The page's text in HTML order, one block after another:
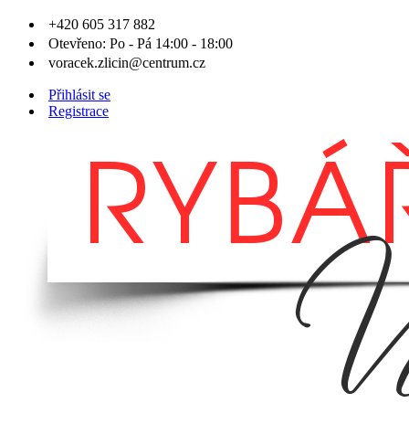
+420 605 317 882
Otevřeno: Po - Pá 14:00 - 18:00
voracek.zlicin@centrum.cz
Přihlásit se
Registrace